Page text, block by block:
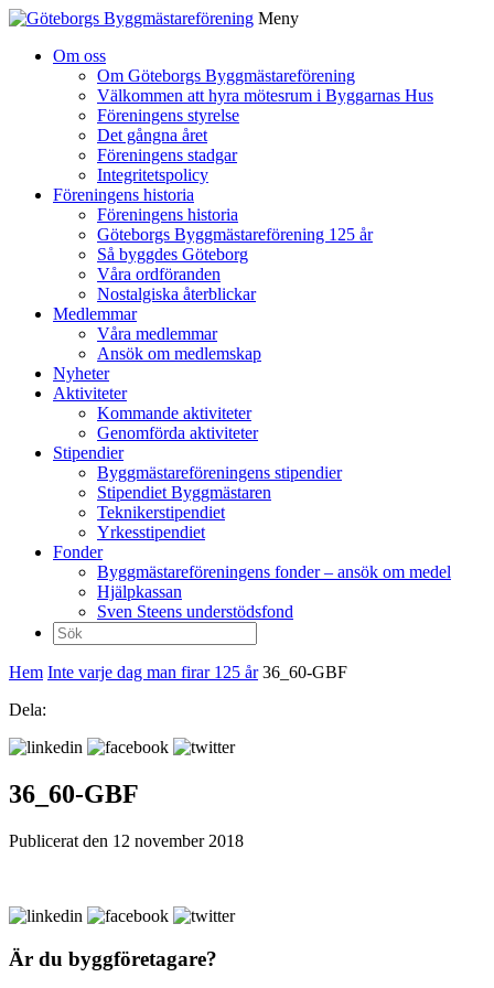
Meny
Om oss
Om Göteborgs Byggmästareförening
Välkommen att hyra mötesrum i Byggarnas Hus
Föreningens styrelse
Det gångna året
Föreningens stadgar
Integritetspolicy
Föreningens historia
Föreningens historia
Göteborgs Byggmästareförening 125 år
Så byggdes Göteborg
Våra ordföranden
Nostalgiska återblickar
Medlemmar
Våra medlemmar
Ansök om medlemskap
Nyheter
Aktiviteter
Kommande aktiviteter
Genomförda aktiviteter
Stipendier
Byggmästareföreningens stipendier
Stipendiet Byggmästaren
Teknikerstipendiet
Yrkesstipendiet
Fonder
Byggmästareföreningens fonder – ansök om medel
Hjälpkassan
Sven Steens understödsfond
Sök
efter:
Hem Inte varje dag man firar 125 år 36_60-GBF
Dela:
36_60-GBF
Publicerat den 12 november 2018
Är du byggföretagare?